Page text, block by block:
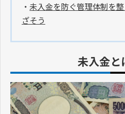
・ 未入金を防ぐ管理体制を
ざそう
未入金と